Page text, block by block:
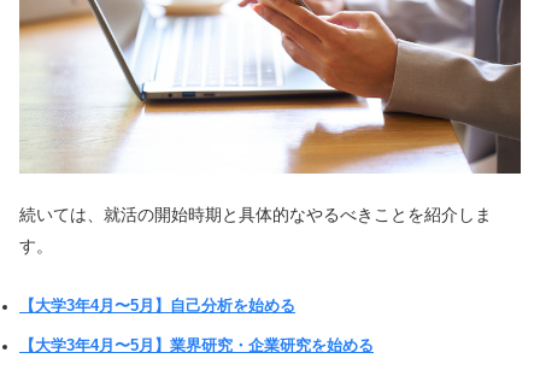
続いては、就活の開始時期と具体的なやるべきことを紹介しま
す。
【大学3年4月〜5月】自己分析を始める
【大学3年4月〜5月】業界研究・企業研究を始める